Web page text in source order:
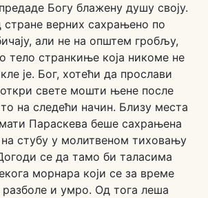
Богу блажену душу своју.
верних сахрањено по
али не на општем гробљу,
тело странкиње која никоме не
је. Бог, хотећи да прослави
свете мошти њене после
на следећи начин. Близу места
Параскева беше сахрањена
стубу у молитвеном тиховању
се да тамо би таласима
морнара који се за време
и умро. Од тога леша